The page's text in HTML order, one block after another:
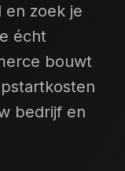
en zoek je
écht
bouwt
bedrijf en